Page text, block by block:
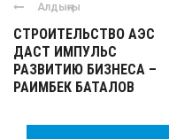
Алдыңғы
СТРОИТЕЛЬСТВО АЭС
ДАСТ ИМПУЛЬС
РАЗВИТИЮ БИЗНЕСА –
РАИМБЕК БАТАЛОВ